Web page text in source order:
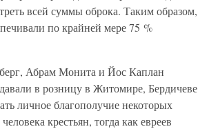
всей суммы оброка. Таким образом,
по крайней мере 75 %
Абрам Монита и Йос Каплан
в розницу в Житомире, Бердичеве
личное благополучие некоторых
крестьян, тогда как евреев